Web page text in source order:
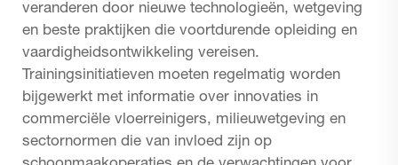
veranderen door nieuwe technologieën, wetgeving
en beste praktijken die voortdurende opleiding en
vaardigheidsontwikkeling vereisen.
Trainingsinitiatieven moeten regelmatig worden
bijgewerkt met informatie over innovaties in
commerciële vloerreinigers, milieuwetgeving en
sectornormen die van invloed zijn op